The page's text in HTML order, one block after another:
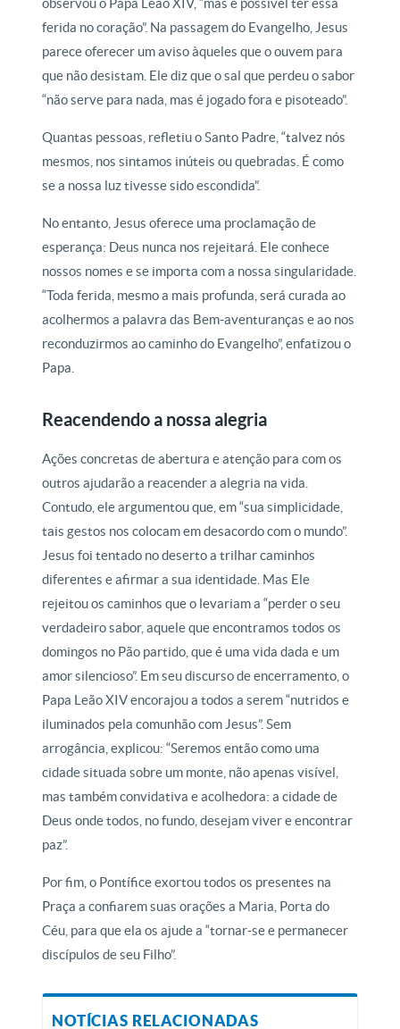
observou o Papa Leão XIV, “mas é possível ter essa
ferida no coração”. Na passagem do Evangelho, Jesus
parece oferecer um aviso àqueles que o ouvem para
que não desistam. Ele diz que o sal que perdeu o sabor
“não serve para nada, mas é jogado fora e pisoteado”.
Quantas pessoas, refletiu o Santo Padre, “talvez nós
mesmos, nos sintamos inúteis ou quebradas. É como
se a nossa luz tivesse sido escondida”.
No entanto, Jesus oferece uma proclamação de
esperança: Deus nunca nos rejeitará. Ele conhece
nossos nomes e se importa com a nossa singularidade.
“Toda ferida, mesmo a mais profunda, será curada ao
acolhermos a palavra das Bem-aventuranças e ao nos
reconduzirmos ao caminho do Evangelho”, enfatizou o
Papa.
Reacendendo a nossa alegria
Ações concretas de abertura e atenção para com os
outros ajudarão a reacender a alegria na vida.
Contudo, ele argumentou que, em “sua simplicidade,
tais gestos nos colocam em desacordo com o mundo”.
Jesus foi tentado no deserto a trilhar caminhos
diferentes e afirmar a sua identidade. Mas Ele
rejeitou os caminhos que o levariam a “perder o seu
verdadeiro sabor, aquele que encontramos todos os
domingos no Pão partido, que é uma vida dada e um
amor silencioso”. Em seu discurso de encerramento, o
Papa Leão XIV encorajou a todos a serem “nutridos e
iluminados pela comunhão com Jesus”. Sem
arrogância, explicou: “Seremos então como uma
cidade situada sobre um monte, não apenas visível,
mas também convidativa e acolhedora: a cidade de
Deus onde todos, no fundo, desejam viver e encontrar
paz”.
Por fim, o Pontífice exortou todos os presentes na
Praça a confiarem suas orações a Maria, Porta do
Céu, para que ela os ajude a “tornar-se e permanecer
discípulos de seu Filho”.
NOTÍCIAS RELACIONADAS